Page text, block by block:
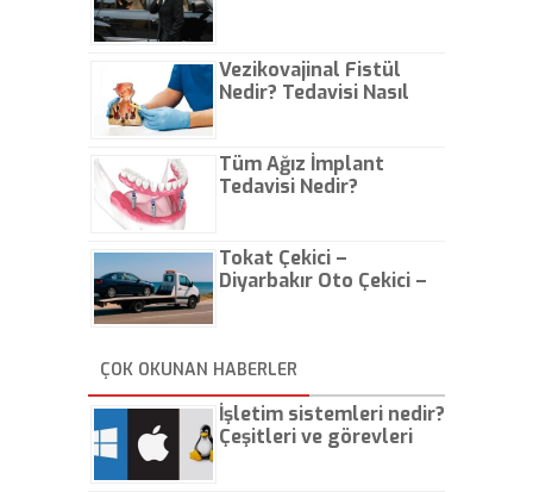
Vezikovajinal Fistül
Nedir? Tedavisi Nasıl
Tüm Ağız İmplant
Tedavisi Nedir?
Tokat Çekici –
Diyarbakır Oto Çekici –
ÇOK OKUNAN HABERLER
İşletim sistemleri nedir?
Çeşitleri ve görevleri